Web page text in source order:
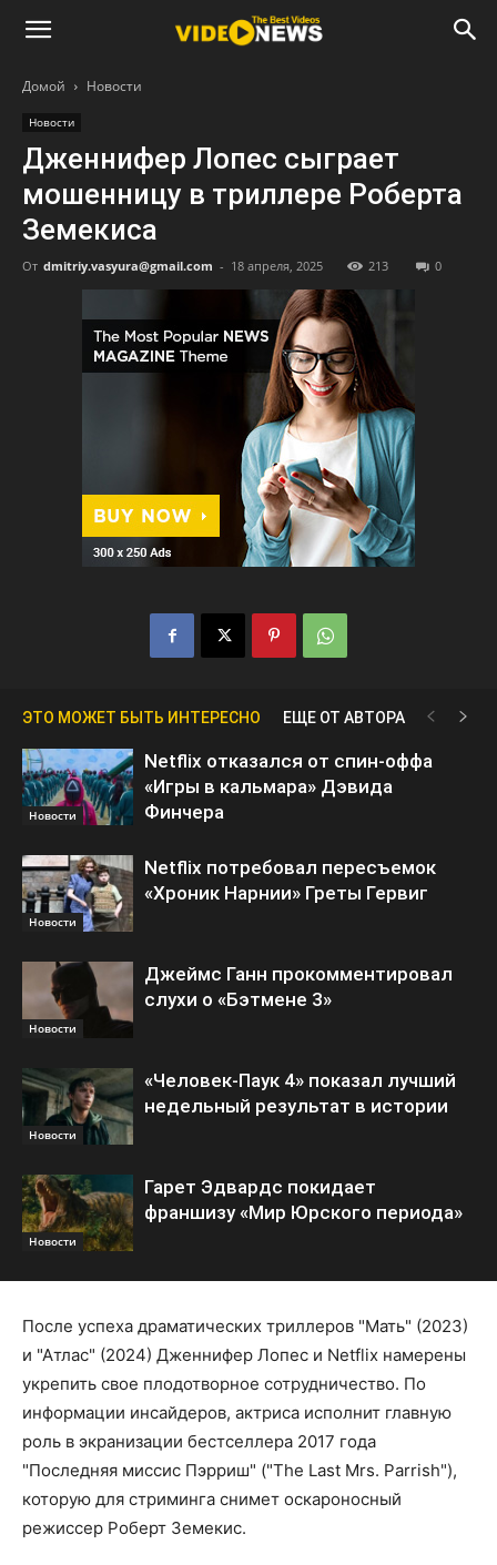
Домой Новости
Новости
Дженнифер Лопес сыграет
мошенницу в триллере Роберта
Земекиса
От dmitriy.vasyura@gmail.com - 18 апреля, 2025 213 0
ЭТО МОЖЕТ БЫТЬ ИНТЕРЕСНО ЕЩЕ ОТ АВТОРА
Новости
Netflix отказался от спин-оффа
«Игры в кальмара» Дэвида
Финчера
Новости
Netflix потребовал пересъемок
«Хроник Нарнии» Греты Гервиг
Новости
Джеймс Ганн прокомментировал
слухи о «Бэтмене 3»
Новости
«Человек-Паук 4» показал лучший
недельный результат в истории
Новости
Гарет Эдвардс покидает
франшизу «Мир Юрского периода»
После успеха драматических триллеров "Мать" (2023)
и "Атлас" (2024) Дженнифер Лопес и Netflix намерены
укрепить свое плодотворное сотрудничество. По
информации инсайдеров, актриса исполнит главную
роль в экранизации бестселлера 2017 года
"Последняя миссис Пэрриш" ("The Last Mrs. Parrish"),
которую для стриминга снимет оскароносный
режиссер Роберт Земекис.